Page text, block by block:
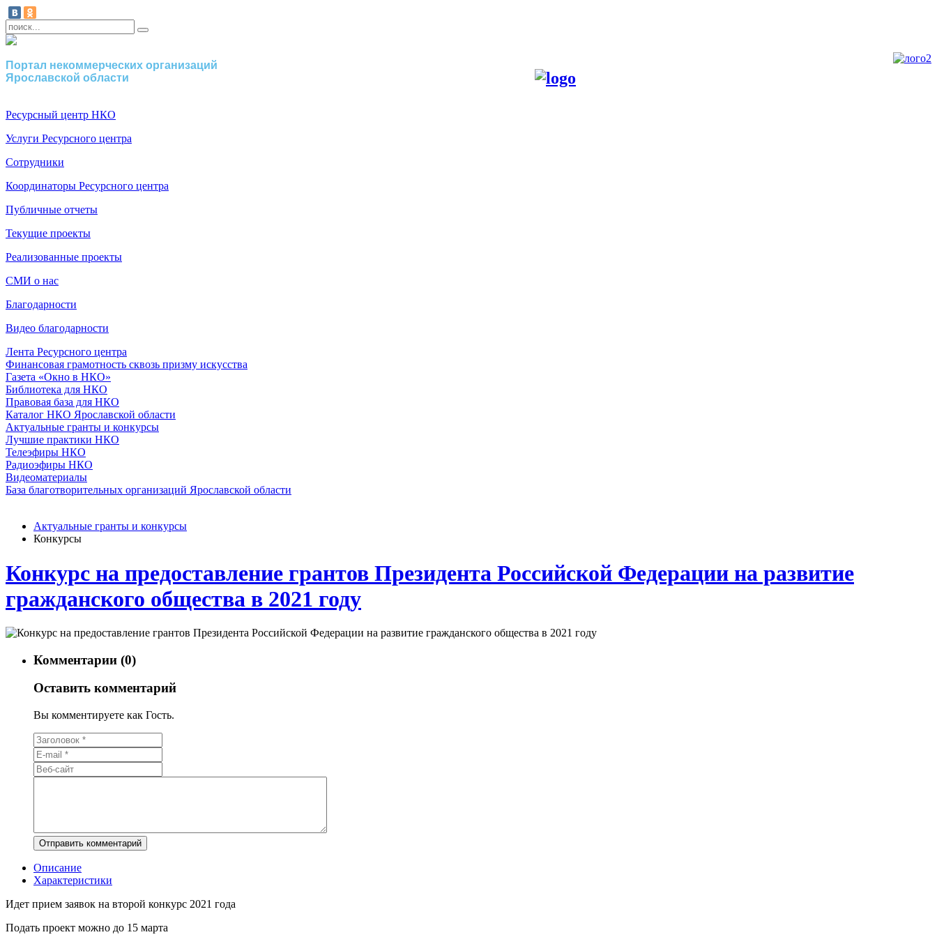
Портал некоммерческих организаций
Ярославской области
Ресурсный центр НКО
Услуги Ресурсного центра
Сотрудники
Координаторы Ресурсного центра
Публичные отчеты
Текущие проекты
Реализованные проекты
СМИ о нас
Благодарности
Видео благодарности
Лента Ресурсного центра
Финансовая грамотность сквозь призму искусства
Газета «Окно в НКО»
Библиотека для НКО
Правовая база для НКО
Каталог НКО Ярославской области
Актуальные гранты и конкурсы
Лучшие практики НКО
Телеэфиры НКО
Радиоэфиры НКО
Видеоматериалы
База благотворительных организаций Ярославской области
Актуальные гранты и конкурсы
Конкурсы
Конкурс на предоставление грантов Президента Российской Федерации на развитие
гражданского общества в 2021 году
Комментарии (0)
Оставить комментарий
Вы комментируете как Гость.
Описание
Характеристики
Идет прием заявок на второй конкурс 2021 года
Подать проект можно до 15 марта